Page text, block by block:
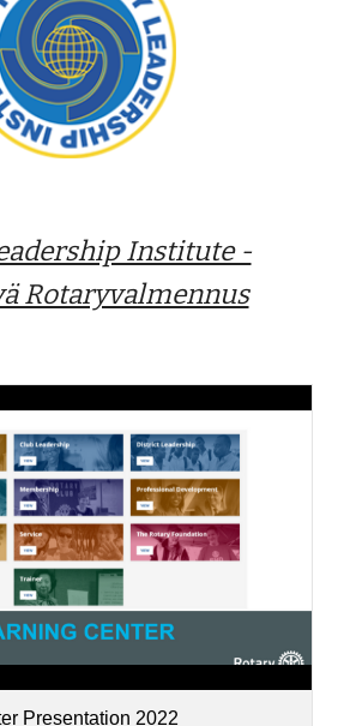
Institute -
Rotaryvalmennus
Presentation 2022